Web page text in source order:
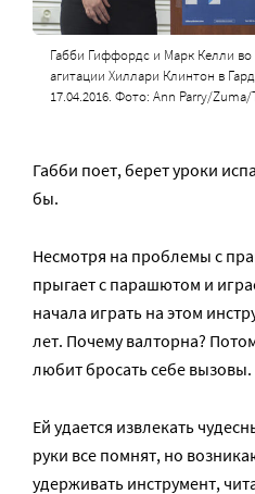
Габби Гиффордс и Марк Келли
агитации Хиллари Клинтон в
17.04.2016. Фото: Ann Parry/Zuma/
Габби поет, берет уроки
бы.
Несмотря на проблемы с
прыгает с парашютом и
начала играть на этом
лет. Почему валторна?
любит бросать себе вызовы.
Ей удается извлекать
руки все помнят, но
удерживать инструмент,